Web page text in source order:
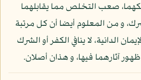
صعب التخلص مما يقابلهما
و من المعلوم أيضا أن كل مرتبة
الدانية، لا ينافي الكفر أو الشرك
ظهور آثارهما فيها، و هذان أصلان.